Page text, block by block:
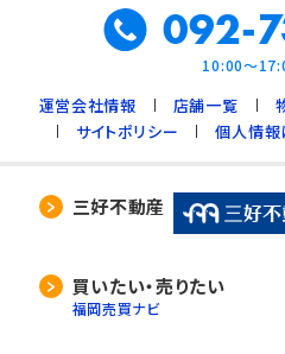
092-
10:00～
運営会社情報 店舗一覧
サイトポリシー
個人情報
三好不動産
買いたい・売りたい
福岡売買ナビ